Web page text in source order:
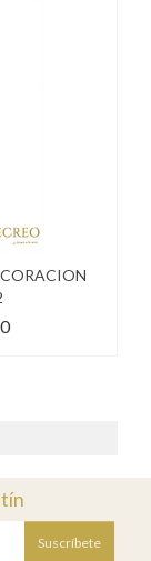
Suscríbete